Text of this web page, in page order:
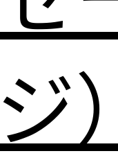
ジ）